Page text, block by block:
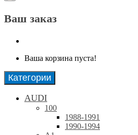
Ваш заказ
Ваша корзина пуста!
Категории
AUDI
100
1988-1991
1990-1994